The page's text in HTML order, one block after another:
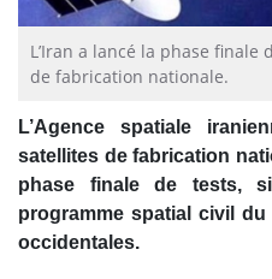
L’Iran a lancé la phase
de fabrication nationale.
L’Agence spatiale
satellites de fabrication
phase finale de tests,
programme spatial civil
occidentales.